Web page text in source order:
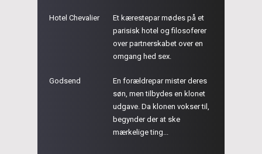
Hotel Chevalier
Et kærestepar mødes på et
parisisk hotel og filosoferer
over partnerskabet over en
omgang hed sex.
Godsend
En forældrepar mister deres
søn, men tilbydes en klonet
udgave. Da klonen vokser til,
begynder der at ske
mærkelige ting...